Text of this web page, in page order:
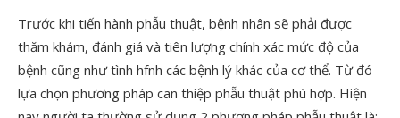
Trước khi tiến hành phẫu thuật, bệnh nhân sẽ phải được
thăm khám, đánh giá và tiên lượng chính xác mức độ của
bệnh cũng như tình hfnh các bệnh lý khác của cơ thể. Từ đó
lựa chọn phương pháp can thiệp phẫu thuật phù hợp. Hiện